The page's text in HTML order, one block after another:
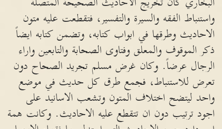
واستنباط الفقه والسيرة والتفسير، فتقطعت عليه متون
الاحاديث وطرقها في ابواب كتابه، وتضمن كتابه ايضاً
ذكر الموقوف والمعلق وفتاوى الصحابة والتابعين واراء
الرجال عرضاً. وكان غرض مسلم تجريد الصحاح دون
تعرض للاستنباط، فجمع طرق كل حديث في موضع
واحد ليتضح اختلاف المتون وتشعب الاسانيد على
اجود ترتيب دون ان تتقطع عليه الاحاديث. وكانت همة